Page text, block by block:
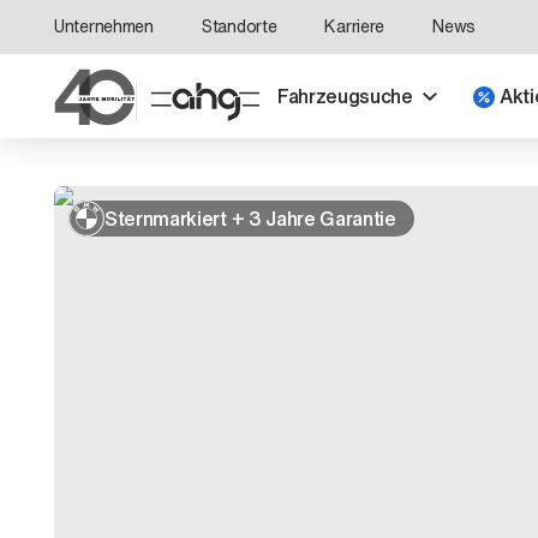
Unternehmen Standorte Karriere News
Fahrzeugsuche
Sternmarkiert + 3 Jahre Garantie